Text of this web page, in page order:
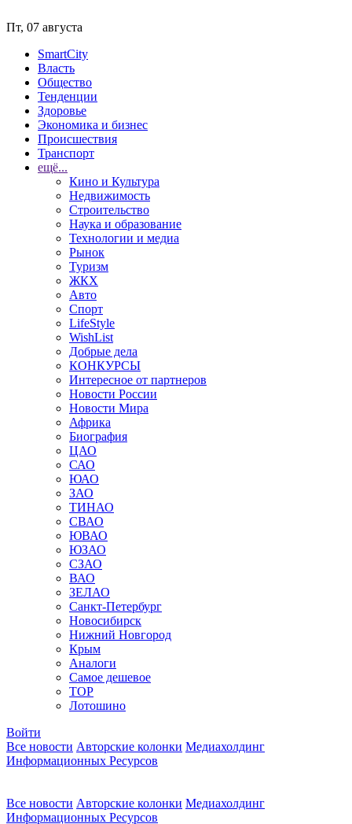
Пт, 07 августа
SmartCity
Власть
Общество
Тенденции
Здоровье
Экономика и бизнес
Происшествия
Транспорт
ещё...
Кино и Культура
Недвижимость
Строительство
Наука и образование
Технологии и медиа
Рынок
Туризм
ЖКХ
Авто
Спорт
LifeStyle
WishList
Добрые дела
КОНКУРСЫ
Интересное от партнеров
Новости России
Новости Мира
Африка
Биография
ЦАО
САО
ЮАО
ЗАО
ТИНАО
СВАО
ЮВАО
ЮЗАО
СЗАО
ВАО
ЗЕЛАО
Санкт-Петербург
Новосибирск
Нижний Новгород
Крым
Аналоги
Самое дешевое
TOP
Лотошино
Войти
Все новости Авторские колонки Медиахолдинг
Информационных Ресурсов
Все новости Авторские колонки Медиахолдинг
Информационных Ресурсов